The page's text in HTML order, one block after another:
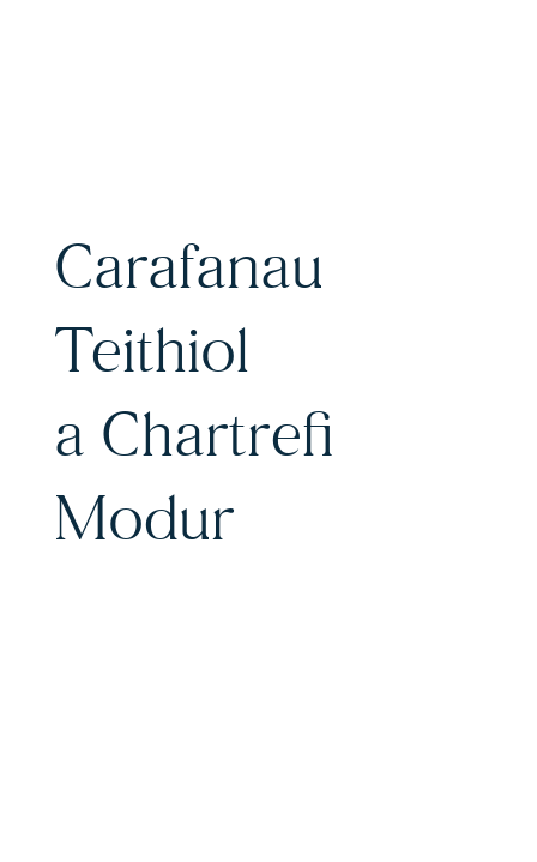
Carafanau
Teithiol
a Chartrefi
Modur